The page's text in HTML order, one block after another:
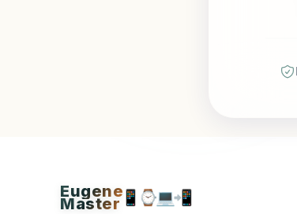
Eugene
Master📱 ⌚💻📲